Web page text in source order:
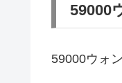
59000
59000ウォ